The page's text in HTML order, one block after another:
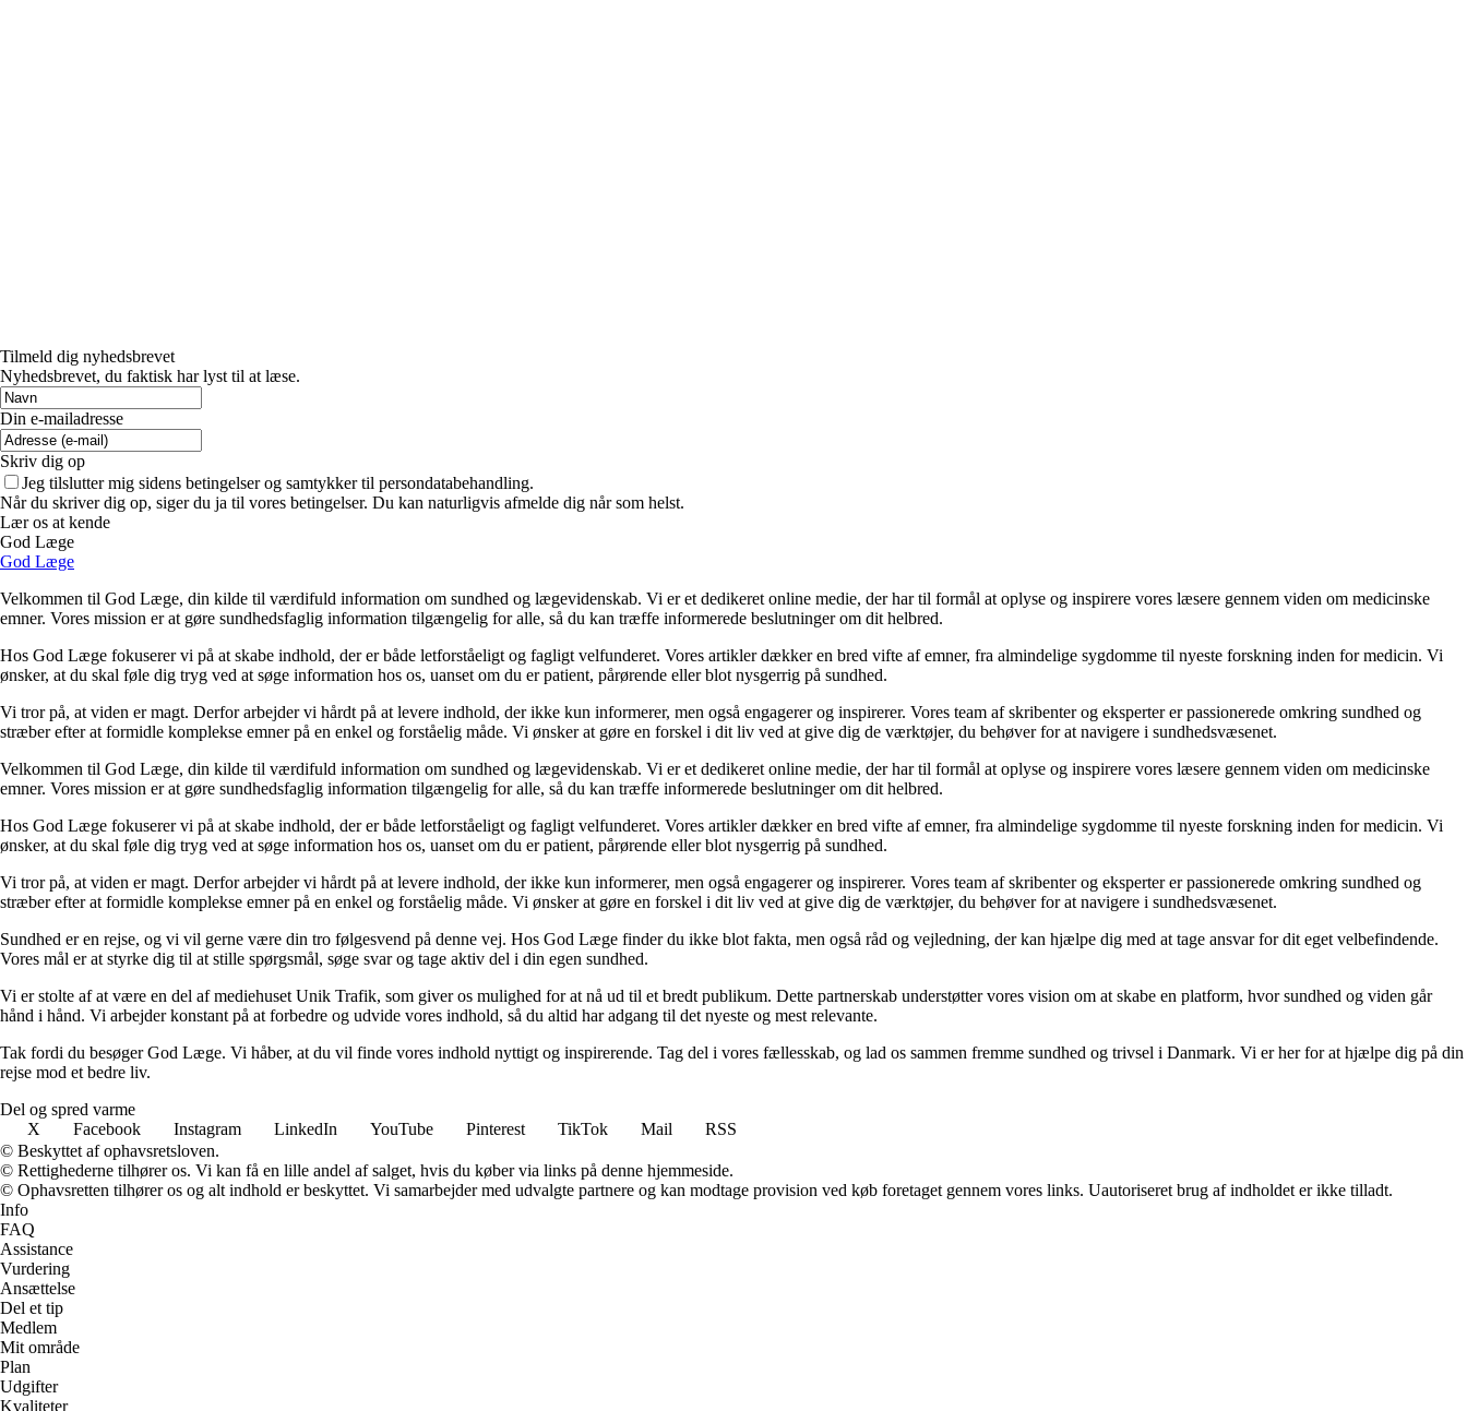
Tilmeld dig nyhedsbrevet
Nyhedsbrevet, du faktisk har lyst til at læse.
Din e-mailadresse
Skriv dig op
Jeg tilslutter mig sidens betingelser og samtykker til persondatabehandling.
Når du skriver dig op, siger du ja til vores betingelser. Du kan naturligvis afmelde dig når som helst.
Lær os at kende
God Læge
God Læge
Velkommen til God Læge, din kilde til værdifuld information om sundhed og lægevidenskab. Vi er et dedikeret online medie, der har til formål at oplyse og inspirere vores læsere gennem viden om medicinske
emner. Vores mission er at gøre sundhedsfaglig information tilgængelig for alle, så du kan træffe informerede beslutninger om dit helbred.
Hos God Læge fokuserer vi på at skabe indhold, der er både letforståeligt og fagligt velfunderet. Vores artikler dækker en bred vifte af emner, fra almindelige sygdomme til nyeste forskning inden for medicin. Vi
ønsker, at du skal føle dig tryg ved at søge information hos os, uanset om du er patient, pårørende eller blot nysgerrig på sundhed.
Vi tror på, at viden er magt. Derfor arbejder vi hårdt på at levere indhold, der ikke kun informerer, men også engagerer og inspirerer. Vores team af skribenter og eksperter er passionerede omkring sundhed og
stræber efter at formidle komplekse emner på en enkel og forståelig måde. Vi ønsker at gøre en forskel i dit liv ved at give dig de værktøjer, du behøver for at navigere i sundhedsvæsenet.
Velkommen til God Læge, din kilde til værdifuld information om sundhed og lægevidenskab. Vi er et dedikeret online medie, der har til formål at oplyse og inspirere vores læsere gennem viden om medicinske
emner. Vores mission er at gøre sundhedsfaglig information tilgængelig for alle, så du kan træffe informerede beslutninger om dit helbred.
Hos God Læge fokuserer vi på at skabe indhold, der er både letforståeligt og fagligt velfunderet. Vores artikler dækker en bred vifte af emner, fra almindelige sygdomme til nyeste forskning inden for medicin. Vi
ønsker, at du skal føle dig tryg ved at søge information hos os, uanset om du er patient, pårørende eller blot nysgerrig på sundhed.
Vi tror på, at viden er magt. Derfor arbejder vi hårdt på at levere indhold, der ikke kun informerer, men også engagerer og inspirerer. Vores team af skribenter og eksperter er passionerede omkring sundhed og
stræber efter at formidle komplekse emner på en enkel og forståelig måde. Vi ønsker at gøre en forskel i dit liv ved at give dig de værktøjer, du behøver for at navigere i sundhedsvæsenet.
Sundhed er en rejse, og vi vil gerne være din tro følgesvend på denne vej. Hos God Læge finder du ikke blot fakta, men også råd og vejledning, der kan hjælpe dig med at tage ansvar for dit eget velbefindende.
Vores mål er at styrke dig til at stille spørgsmål, søge svar og tage aktiv del i din egen sundhed.
Vi er stolte af at være en del af mediehuset Unik Trafik, som giver os mulighed for at nå ud til et bredt publikum. Dette partnerskab understøtter vores vision om at skabe en platform, hvor sundhed og viden går
hånd i hånd. Vi arbejder konstant på at forbedre og udvide vores indhold, så du altid har adgang til det nyeste og mest relevante.
Tak fordi du besøger God Læge. Vi håber, at du vil finde vores indhold nyttigt og inspirerende. Tag del i vores fællesskab, og lad os sammen fremme sundhed og trivsel i Danmark. Vi er her for at hjælpe dig på din
rejse mod et bedre liv.
Del og spred varme
X
Facebook Instagram LinkedIn YouTube Pinterest TikTok Mail
RSS
© Beskyttet af ophavsretsloven.
© Rettighederne tilhører os. Vi kan få en lille andel af salget, hvis du køber via links på denne hjemmeside.
© Ophavsretten tilhører os og alt indhold er beskyttet. Vi samarbejder med udvalgte partnere og kan modtage provision ved køb foretaget gennem vores links. Uautoriseret brug af indholdet er ikke tilladt.
Info
FAQ
Assistance
Vurdering
Ansættelse
Del et tip
Medlem
Mit område
Plan
Udgifter
Kvaliteter